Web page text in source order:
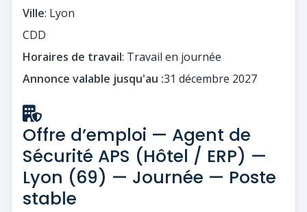
Ville: Lyon
CDD
Horaires de travail: Travail en journée
Annonce valable jusqu'au :31 décembre 2027
Offre d’emploi — Agent de
Sécurité APS (Hôtel / ERP) —
Lyon (69) — Journée — Poste
stable